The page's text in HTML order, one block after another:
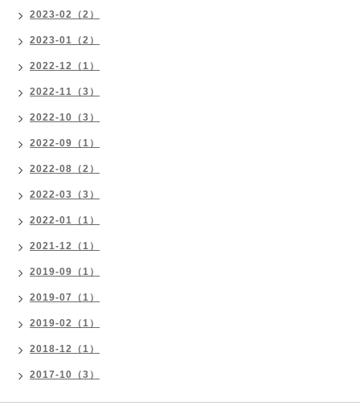
2023-02（2）
2023-01（2）
2022-12（1）
2022-11（3）
2022-10（3）
2022-09（1）
2022-08（2）
2022-03（3）
2022-01（1）
2021-12（1）
2019-09（1）
2019-07（1）
2019-02（1）
2018-12（1）
2017-10（3）